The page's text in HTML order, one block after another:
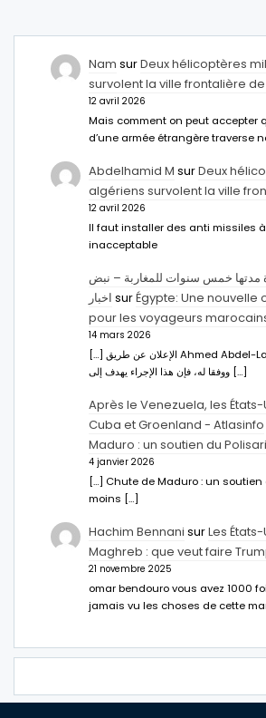
Nam surDeux hélicoptères
survolent la ville frontalière de
12 avril 2026
Mais comment on peut accepter
d’une armée étrangère traverse
Abdelhamid M surDeux
algériens survolent la ville
12 avril 2026
Il faut installer des anti missiles
inacceptable
مدتها خمس سنوات للمغاربة – نبض
اخبار surÉgypte: Une nouvelle
pour les voyageurs
14 mars 2026
[…] الإعلان عن طريق Ahmed Abdel-Latifسفير مصر بالرباط.
ووفقا له، فإن هذا الإجراء يهدف إلى […]
Après le Venezuela, les
Cuba et Groenland - Atlasinfo
Maduro : un soutien du
4 janvier 2026
[…] Chute de Maduro : un soutien
moins […]
Hachim Bennani surLes
Maghreb : que veut faire
21 novembre 2025
omar bendouro vous avez 1000
jamais vu les choses de cette